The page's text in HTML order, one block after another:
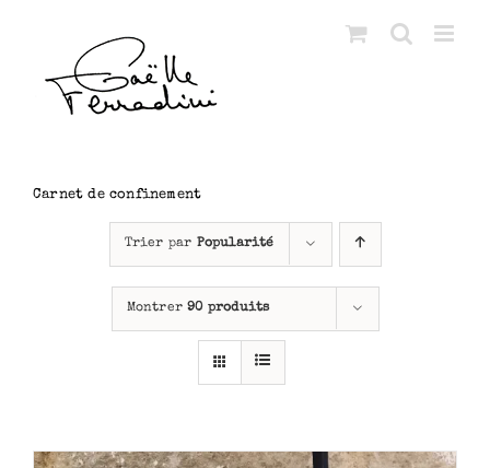
Carnet de confinement
Trier par Popularité
Montrer90 produits